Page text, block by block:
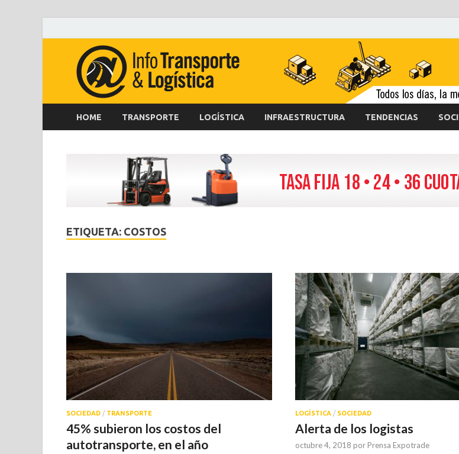
HOME TRANSPORTE LOGÍSTICA INFRAESTRUCTURA TENDENCIAS
ETIQUETA: COSTOS
SOCIEDAD / TRANSPORTE
45% subieron los costos del
autotransporte, en el año
LOGÍSTICA / SOCIEDAD
Alerta de los logistas
octubre 4, 2018 por Prensa Expotrade